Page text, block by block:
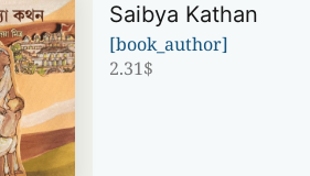
Saibya Kathan
[book_author]
2.31$